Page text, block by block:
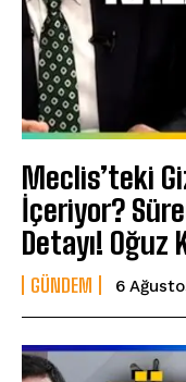
Meclis’teki
İçeriyor?
Detayı! Oğuz
GÜNDEM 6